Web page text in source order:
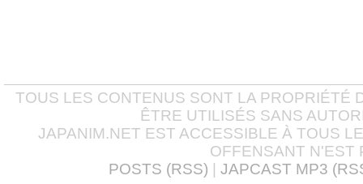
TOUS LES CONTENUS SONT LA PROPRIÉTÉ
ÊTRE UTILISÉS SANS
JAPANIM.NET EST ACCESSIBLE À TOUS
OFFENSANT N'EST
POSTS (RSS)
JAPCAST MP3